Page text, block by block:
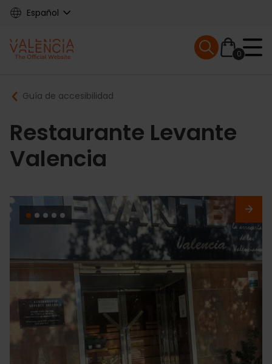
Skip
content
Español
Main
navigation
0
Mobile menu
Breadcrumb
Guía de accesibilidad
Restaurante Levante
Valencia